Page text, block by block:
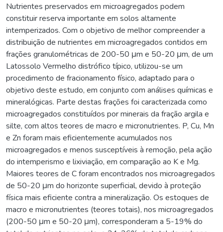
Nutrientes preservados em microagregados podem
constituir reserva importante em solos altamente
intemperizados. Com o objetivo de melhor compreender a
distribuição de nutrientes em microagregados contidos em
frações granulométricas de 200-50 μm e 50-20 μm, de um
Latossolo Vermelho distrófico típico, utilizou-se um
procedimento de fracionamento físico, adaptado para o
objetivo deste estudo, em conjunto com análises químicas e
mineralógicas. Parte destas frações foi caracterizada como
microagregados constituídos por minerais da fração argila e
silte, com altos teores de macro e micronutrientes. P, Cu, Mn
e Zn foram mais eficientemente acumulados nos
microagregados e menos susceptíveis à remoção, pela ação
do intemperismo e lixiviação, em comparação ao K e Mg.
Maiores teores de C foram encontrados nos microagregados
de 50-20 μm do horizonte superficial, devido à proteção
física mais eficiente contra a mineralização. Os estoques de
macro e micronutrientes (teores totais), nos microagregados
(200-50 μm e 50-20 μm), corresponderam a 5-19% do